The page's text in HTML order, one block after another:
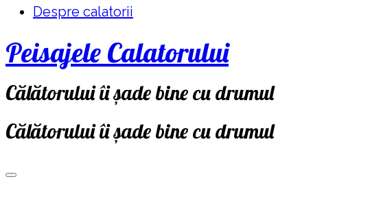
Despre calatorii
Peisajele Calatorului
Călătorului îi șade bine cu drumul
Călătorului îi șade bine cu drumul